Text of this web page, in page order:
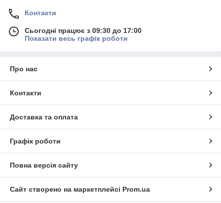
Контакти
Сьогодні працює з 09:30 до 17:00
Показати весь графік роботи
Про нас
Контакти
Доставка та оплата
Графік роботи
Повна версія сайту
Сайт створено на маркетплейсі Prom.ua